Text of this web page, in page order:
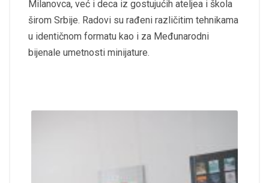
Milanovca, već i deca iz gostujućih ateljea i škola
širom Srbije. Radovi su rađeni različitim tehnikama
u identičnom formatu kao i za Međunarodni
bijenale umetnosti minijature.